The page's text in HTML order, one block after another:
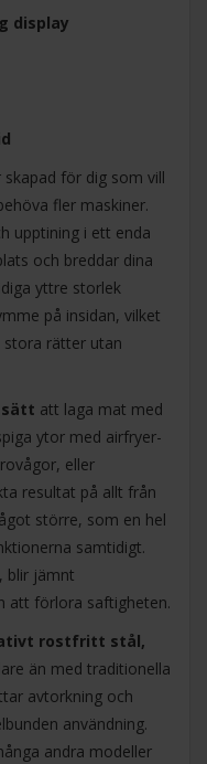
display
skapad för dig som vill
fler maskiner.
upptining i ett enda
och breddar dina
yttre storlek
på insidan, vilket
stora rätter utan
att laga mat med
ytor med airfryer-
eller
resultat på allt från
större, som en hel
samtidigt.
blir jämnt
att förlora saftigheten.
rostfritt stål,
än med traditionella
avtorkning och
användning.
andra modeller